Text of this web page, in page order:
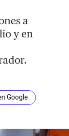
a
y en
Google